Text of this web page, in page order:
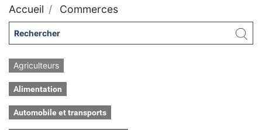
Accueil Commerces
Agriculteurs
Alimentation
Automobile et transports